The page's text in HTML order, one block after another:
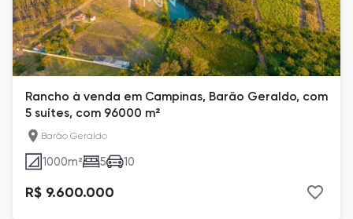
Rancho à venda em Campinas, Barão Geraldo, com
5 suítes, com 96000 m²
Barão Geraldo
1000m² 5 10
R$ 9.600.000